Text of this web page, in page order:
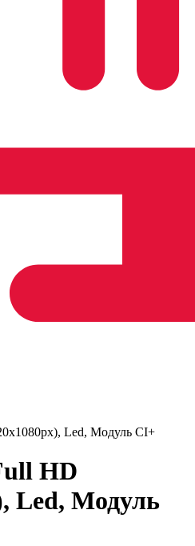
Led, Модуль CI+
HD
Led, Модуль